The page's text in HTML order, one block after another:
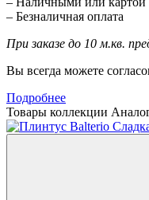
– Безналичная оплата
При заказе до 10 м.кв.
Вы всегда можете
Подробнее
Товары коллекции